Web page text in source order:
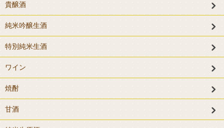
貴醸酒
純米吟醸生酒
特別純米生酒
ワイン
焼酎
甘酒